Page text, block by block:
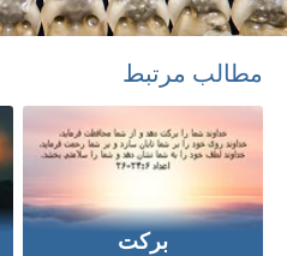
مطالب مرتبط
برکت